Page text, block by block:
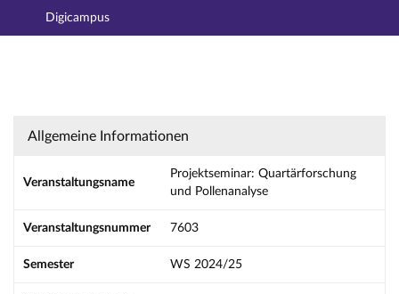
Hauptnavigation
Digicampus
Projektseminar: Quartärforschung und
Allgemeine Informationen
Veranstaltungsname
Projektseminar: Quartärforschung
und Pollenanalyse
Veranstaltungsnummer 7603
Semester WS 2024/25